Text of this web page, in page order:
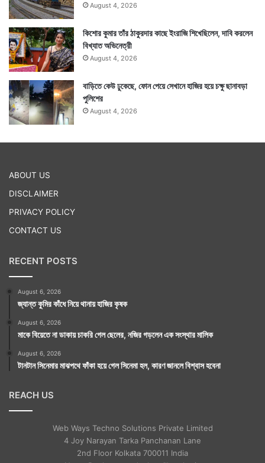
August 4, 2026
কিশোর কুমার তাঁর ঠাকুরদার কাছে ইংরাজি শিখেছিলেন, দাবি করলেন
বিখ্যাত অভিনেত্রী
August 4, 2026
বাড়িতে কেউ ঢুকেছে, ফোন পেয়ে সেখানে হাজির হয়ে চক্ষু ছানাবড়া
পুলিশের
August 4, 2026
ABOUT US
DISCLAIMER
PRIVACY POLICY
CONTACT US
RECENT POSTS
August 6, 2026
জ্যান্ত কুমির কাঁধে নিয়ে থানায় হাজির কৃষক
August 6, 2026
মাকে বিয়েতে না ডাকায় চাকরি গেল ছেলের, নজির গড়লেন এক সংস্থার মালিক
August 6, 2026
টানটান সিনেমার মাঝপথে ফাঁকা হয়ে গেল সিনেমা হল, কারণ জানলে বিশ্বাস হবেনা
REACH US
Web Ways Techno Solutions Private Limited
4 Joy Narayan Tarka Panchanan Lane
2nd Floor Kolkata 700011 India